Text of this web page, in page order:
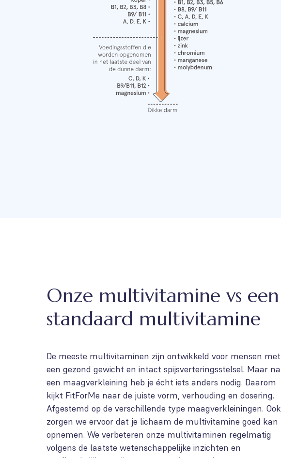
Onze multivitamine vs een
standaard multivitamine
De meeste multivitaminen zijn ontwikkeld voor mensen met
een gezond gewicht en intact spijsverteringsstelsel. Maar na
een maagverkleining heb je écht iets anders nodig. Daarom
kijkt FitForMe naar de juiste vorm, verhouding en dosering.
Afgestemd op de verschillende type maagverkleiningen. Ook
zorgen we ervoor dat je lichaam de multivitamine goed kan
opnemen. We verbeteren onze multivitaminen regelmatig
volgens de laatste wetenschappelijke inzichten en